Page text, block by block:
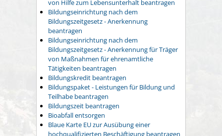
von Hilfe zum Lebensunterhalt beantragen
Bildungseinrichtung nach dem
Bildungszeitgesetz - Anerkennung
beantragen
Bildungseinrichtung nach dem
Bildungszeitgesetz - Anerkennung für Träger
von Maßnahmen für ehrenamtliche
Tätigkeiten beantragen
Bildungskredit beantragen
Bildungspaket - Leistungen für Bildung und
Teilhabe beantragen
Bildungszeit beantragen
Bioabfall entsorgen
Blaue Karte EU zur Ausübung einer
hochqualifizierten Beschäftigung beantragen